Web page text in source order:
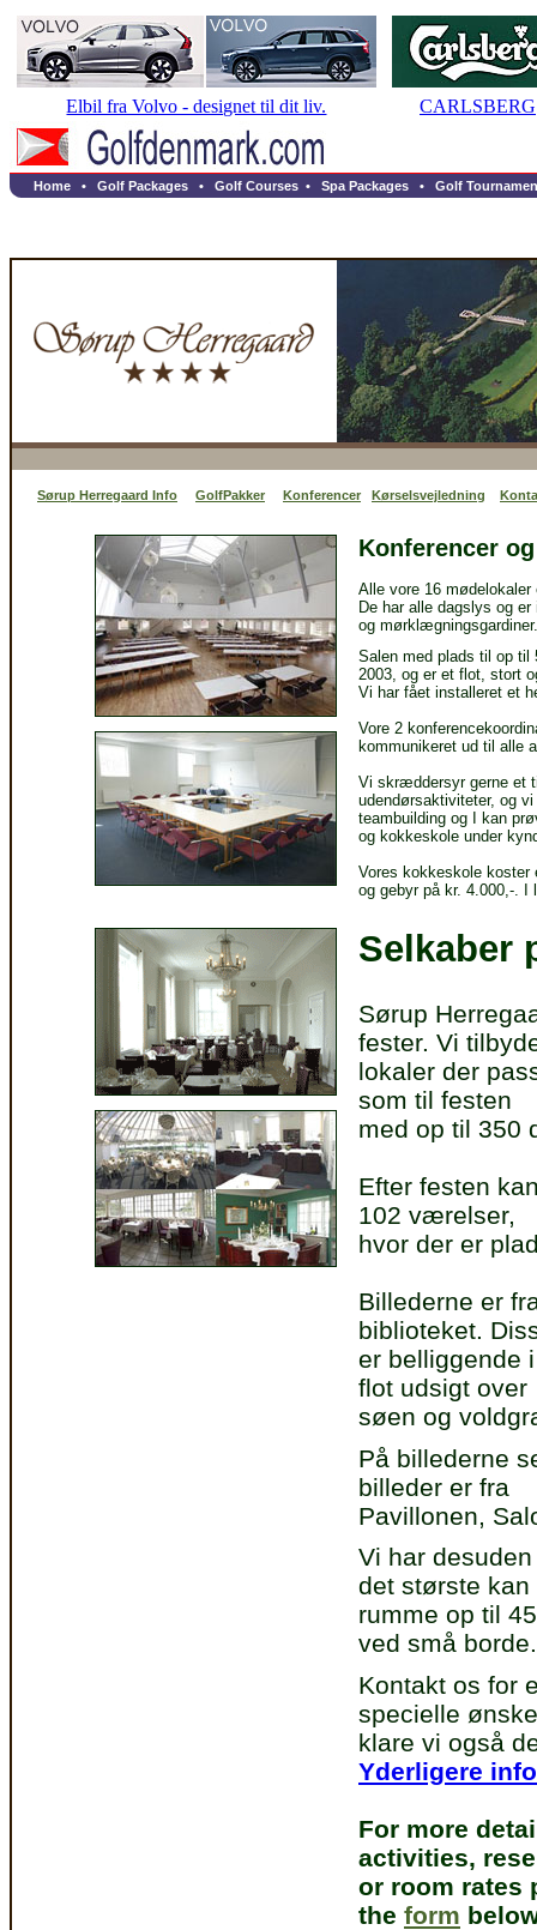
Elbil fra Volvo - designet til dit liv. CARLSBERG
Home • Golf Packages • Golf Courses • Spa Packages • Golf
Sørup Herregaard Info GolfPakker Konferencer Kørselsvejledning
Konferencer
Alle vore 16
De har alle dagslys og
og
Salen med plads til op
2003, og er et flot, stort
Vi har fået installeret et
Vore 2
kommunikeret ud til alle
Vi skræddersyr gerne et
udendørsaktiviteter, og
teambuilding og I kan
og kokkeskole under
Vores kokkeskole
og gebyr på kr. 4.000,-. I
Selkaber
Sørup
fester. Vi
lokaler der
som til festen
med op til 350
Efter festen
102 værelser,
hvor der er
Billederne er
biblioteket.
er belliggende
flot udsigt over
søen og
På billederne
billeder er fra
Pavillonen,
Vi har
det største kan
rumme op til
ved små borde.
Kontakt os for
specielle
klare vi også
Yderligere
For more
activities,
or room rates
the form